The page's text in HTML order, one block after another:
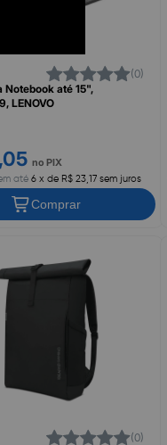
(0)
Notebook até 15",
LENOVO
no PIX
até 6 x de R$ 23,17 sem juros
Comprar
(0)